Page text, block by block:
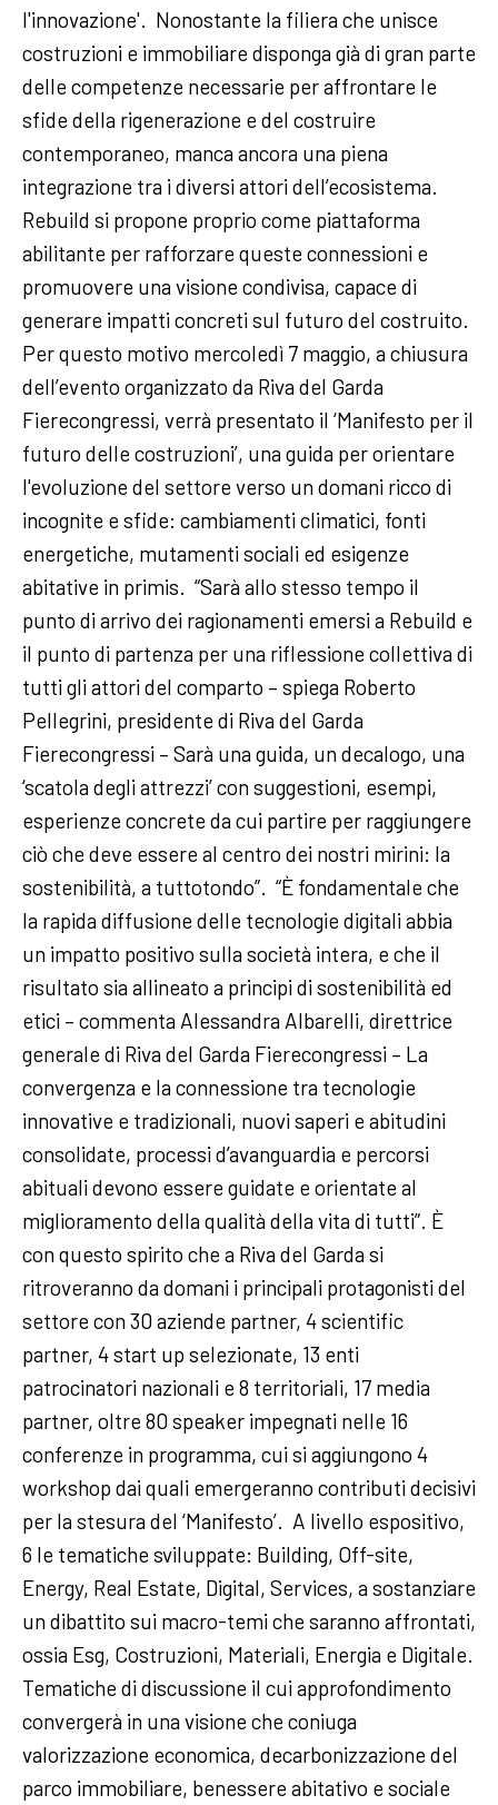
l'innovazione'. Nonostante la filiera che unisce
costruzioni e immobiliare disponga già di gran parte
delle competenze necessarie per affrontare le
sfide della rigenerazione e del costruire
contemporaneo, manca ancora una piena
integrazione tra i diversi attori dell’ecosistema.
Rebuild si propone proprio come piattaforma
abilitante per rafforzare queste connessioni e
promuovere una visione condivisa, capace di
generare impatti concreti sul futuro del costruito.
Per questo motivo mercoledì 7 maggio, a chiusura
dell’evento organizzato da Riva del Garda
Fierecongressi, verrà presentato il ‘Manifesto per il
futuro delle costruzioni’, una guida per orientare
l'evoluzione del settore verso un domani ricco di
incognite e sfide: cambiamenti climatici, fonti
energetiche, mutamenti sociali ed esigenze
abitative in primis. “Sarà allo stesso tempo il
punto di arrivo dei ragionamenti emersi a Rebuild e
il punto di partenza per una riflessione collettiva di
tutti gli attori del comparto – spiega Roberto
Pellegrini, presidente di Riva del Garda
Fierecongressi – Sarà una guida, un decalogo, una
‘scatola degli attrezzi’ con suggestioni, esempi,
esperienze concrete da cui partire per raggiungere
ciò che deve essere al centro dei nostri mirini: la
sostenibilità, a tuttotondo”. “È fondamentale che
la rapida diffusione delle tecnologie digitali abbia
un impatto positivo sulla società intera, e che il
risultato sia allineato a principi di sostenibilità ed
etici – commenta Alessandra Albarelli, direttrice
generale di Riva del Garda Fierecongressi – La
convergenza e la connessione tra tecnologie
innovative e tradizionali, nuovi saperi e abitudini
consolidate, processi d’avanguardia e percorsi
abituali devono essere guidate e orientate al
miglioramento della qualità della vita di tutti”. È
con questo spirito che a Riva del Garda si
ritroveranno da domani i principali protagonisti del
settore con 30 aziende partner, 4 scientific
partner, 4 start up selezionate, 13 enti
patrocinatori nazionali e 8 territoriali, 17 media
partner, oltre 80 speaker impegnati nelle 16
conferenze in programma, cui si aggiungono 4
workshop dai quali emergeranno contributi decisivi
per la stesura del ‘Manifesto’. A livello espositivo,
6 le tematiche sviluppate: Building, Off-site,
Energy, Real Estate, Digital, Services, a sostanziare
un dibattito sui macro-temi che saranno affrontati,
ossia Esg, Costruzioni, Materiali, Energia e Digitale.
Tematiche di discussione il cui approfondimento
convergerà in una visione che coniuga
valorizzazione economica, decarbonizzazione del
parco immobiliare, benessere abitativo e sociale